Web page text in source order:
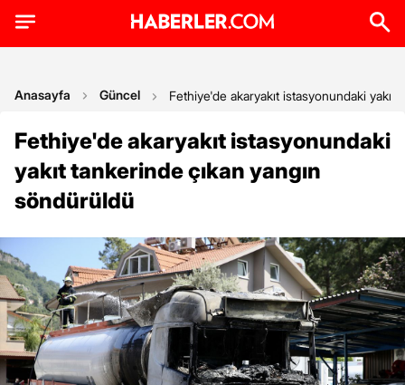
Anasayfa Güncel Fethiye'de akaryakıt istasyonundaki yakıt
Fethiye'de akaryakıt istasyonundaki
yakıt tankerinde çıkan yangın
söndürüldü